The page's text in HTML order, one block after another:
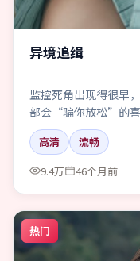
异境追缉
监控死角出现得很早
部会“骗你放松”的喜
高清
流畅
9.4万
46个月前
热门